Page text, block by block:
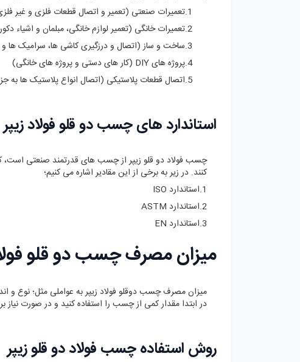
1.تعمیرات صنعتی (تعمیر و اتصال قطعات فلزی و غیر فلزی)
2.تعمیرات خانگی (تعمیر لوازم خانگی، مبلمان و اشیاء دکوری)
3.ساخت و ساز (اتصال و درزگیری کاشی ‌ها، سرامیک ‌ها و سایر مواد ساختمانی)
4.پروژه‌ های DIY (کار های دستی و پروژه‌ های خانگی)
5.اتصال قطعات پلاستیکی (اتصال انواع پلاستیک‌ ها به جز PP و PE)
استاندارد های چسب دو قلو فولاد زیپر
چسب فولاد دو قلو زیپر از چسب های قدرتمند صنعتی است،
کنند. در زیر به برخی از این مقادیر اشاره می کنیم؛
1.استاندارد ISO
2.استاندارد ASTM
3.استاندارد EN
میزان مصرف چسب دو قلو
میزان مصرف چسب دوقلو فولاد زیپر به عواملی مثل؛ نوع و
در ابتدا مقدار کمی از چسب را استفاده کنید و در صورت نیاز
روش استفاده چسب فولاد دو قلو زیپر